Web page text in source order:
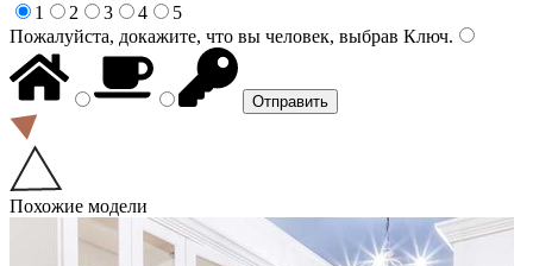
1
2 3 4
5
Пожалуйста, докажите, что вы человек, выбрав Ключ.
Похожие модели